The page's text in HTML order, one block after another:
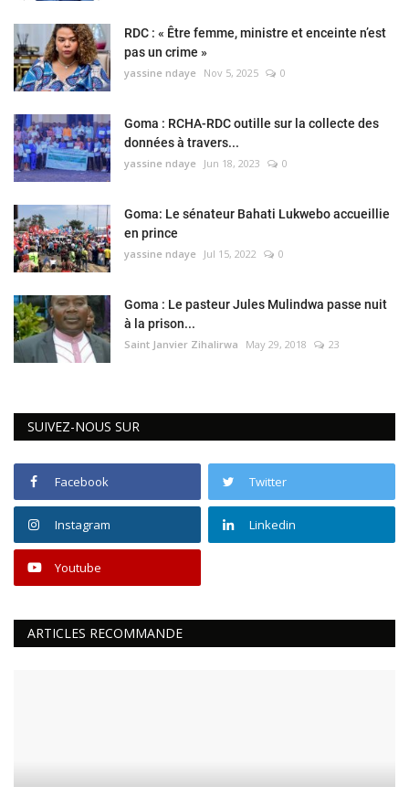
RDC : « Être femme, ministre et enceinte n’est
pas un crime »
yassine ndaye Nov 5, 2025 0
Goma : RCHA-RDC outille sur la collecte des
données à travers...
yassine ndaye Jun 18, 2023 0
Goma: Le sénateur Bahati Lukwebo accueillie
en prince
yassine ndaye Jul 15, 2022 0
Goma : Le pasteur Jules Mulindwa passe nuit
à la prison...
Saint Janvier Zihalirwa May 29, 2018 23
SUIVEZ-NOUS SUR
Facebook Twitter
Instagram Linkedin
Youtube
ARTICLES RECOMMANDE